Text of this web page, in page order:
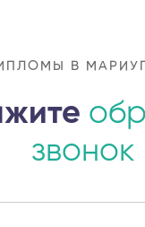
В
звонок